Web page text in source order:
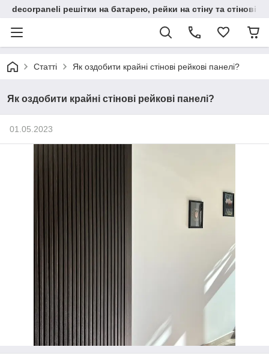
decorpaneli решітки на батарею, рейки на стіну та стінові
Статті Як оздобити крайні стінові рейкові панелі?
Як оздобити крайні стінові рейкові панелі?
01.05.2023